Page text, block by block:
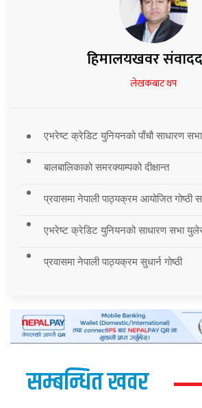
हिमालयखवर
लेखकबाट थप
एभरेष्ट क्रेडिट युनियनको पाँचौ साधारण
बालबालिकाको समरक्याम्पको दीक्षान्त
प्रवासमा नेपाली पाठ्यक्रम आयोजित गोष्ठी
एभरेष्ट क्रेडिट युनियनको साधारण सभा
प्रवासमा नेपाली पाठ्यक्रम सुधार्न गोष्ठी
सम्बन्धित खवर